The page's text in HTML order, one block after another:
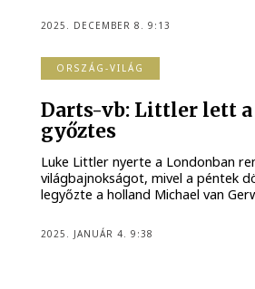
2025. DECEMBER 8. 9:13
ORSZÁG-VILÁG
Darts-vb: Littler lett
győztes
Luke Littler nyerte a Londonban
világbajnokságot, mivel a péntek
legyőzte a holland Michael van
2025. JANUÁR 4. 9:38